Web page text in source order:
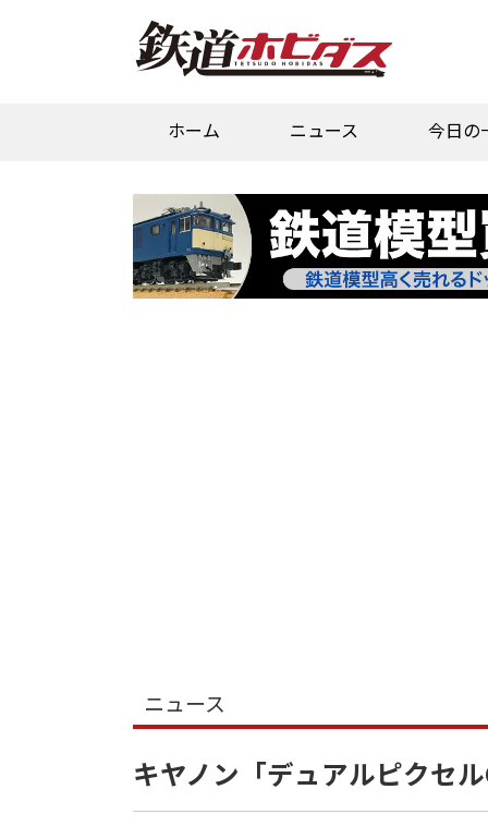
ホーム ニュース 今日の
ニュース
キヤノン「デュアルピクセ